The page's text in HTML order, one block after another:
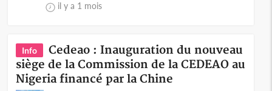
il y a 1 mois
Info
Cedeao : Inauguration du nouveau
siège de la Commission de la CEDEAO au
Nigeria financé par la Chine